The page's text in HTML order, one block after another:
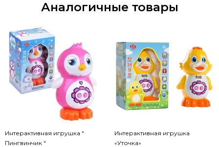
Аналогичные товары
Интерактивная игрушка "
Пингвинчик "
Интерактивная игрушка
«Уточка»